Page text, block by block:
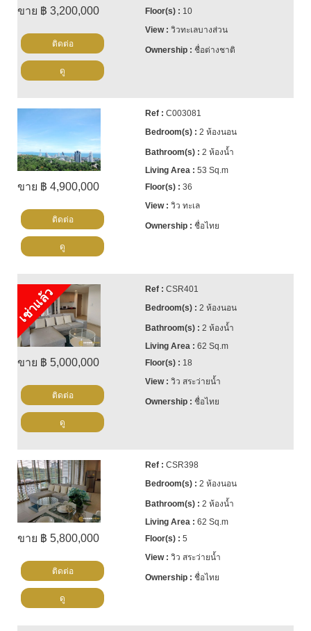
ขาย ฿ 3,200,000
10
วิวทะเลบางส่วน
ชื่อต่างชาติ
ติดต่อ
ดู
ขาย ฿ 4,900,000
C003081
2 ห้องนอน
2 ห้องน้ำ
53 Sq.m
36
วิว ทะเล
ชื่อไทย
ติดต่อ
ดู
เช่าแล้ว
ขาย ฿ 5,000,000
CSR401
2 ห้องนอน
2 ห้องน้ำ
62 Sq.m
18
วิว สระว่ายน้ำ
ชื่อไทย
ติดต่อ
ดู
ขาย ฿ 5,800,000
CSR398
2 ห้องนอน
2 ห้องน้ำ
62 Sq.m
5
วิว สระว่ายน้ำ
ชื่อไทย
ติดต่อ
ดู